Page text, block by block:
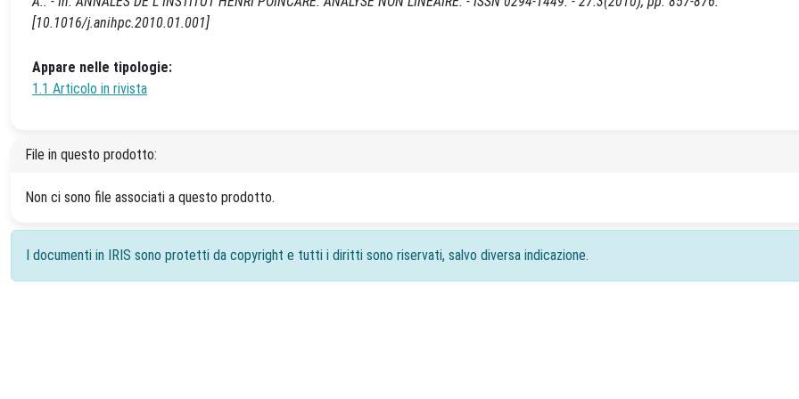
[10.1016/j.anihpc.2010.01.001]
Appare nelle tipologie:
1.1 Articolo in rivista
File in questo prodotto:
Non ci sono file associati a questo prodotto.
I documenti in IRIS sono protetti da copyright e tutti i diritti sono riservati, salvo diversa indicazione.